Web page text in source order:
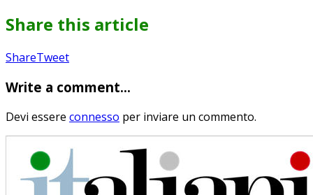
Share this article
ShareTweetShare
Google+
Pin
Pinterest
Send
WhatsApp
Write a comment...
Devi essere connesso per inviare un commento.